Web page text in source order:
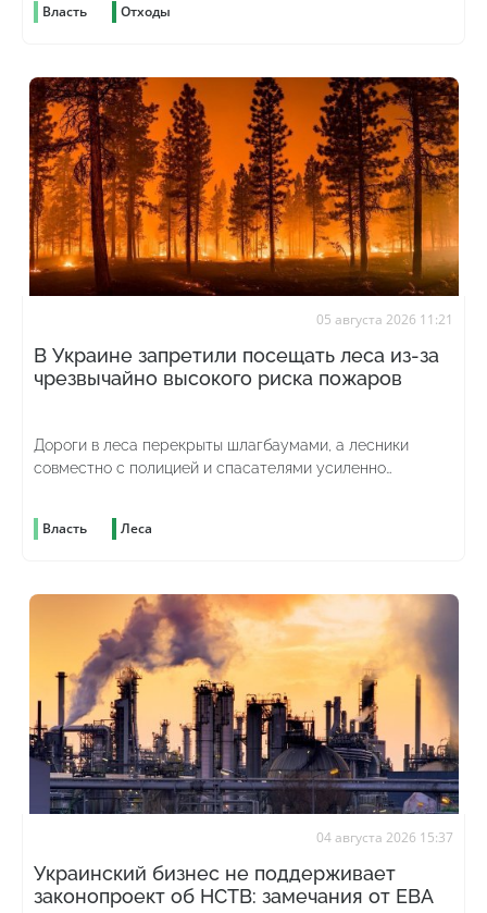
Власть Отходы
05 августа 2026 11:21
В Украине запретили посещать леса из-за
чрезвычайно высокого риска пожаров
Дороги в леса перекрыты шлагбаумами, а лесники
совместно с полицией и спасателями усиленно
Власть Леса
04 августа 2026 15:37
Украинский бизнес не поддерживает
законопроект об НСТВ: замечания от ЕВА